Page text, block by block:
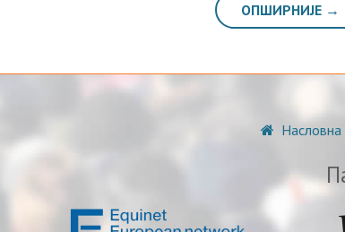
ОПШИРНИЈЕ →
Насловна